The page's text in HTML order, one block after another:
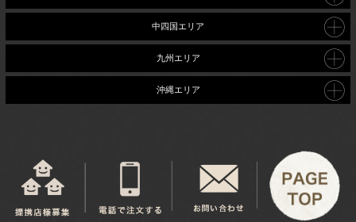
中四国エリア
九州エリア
沖縄エリア